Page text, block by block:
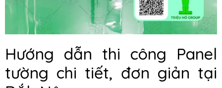
Hướng dẫn thi công Panel
tường chi tiết, đơn giản tại